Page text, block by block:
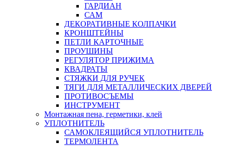
ГАРДИАН
САМ
ДЕКОРАТИВНЫЕ КОЛПАЧКИ
КРОНШТЕЙНЫ
ПЕТЛИ КАРТОЧНЫЕ
ПРОУШИНЫ
РЕГУЛЯТОР ПРИЖИМА
КВАДРАТЫ
СТЯЖКИ ДЛЯ РУЧЕК
ТЯГИ ДЛЯ МЕТАЛЛИЧЕСКИХ ДВЕРЕЙ
ПРОТИВОСЪЕМЫ
ИНСТРУМЕНТ
Монтажная пена, герметики, клей
УПЛОТНИТЕЛЬ
САМОКЛЕЯЩИЙСЯ УПЛОТНИТЕЛЬ
ТЕРМОЛЕНТА